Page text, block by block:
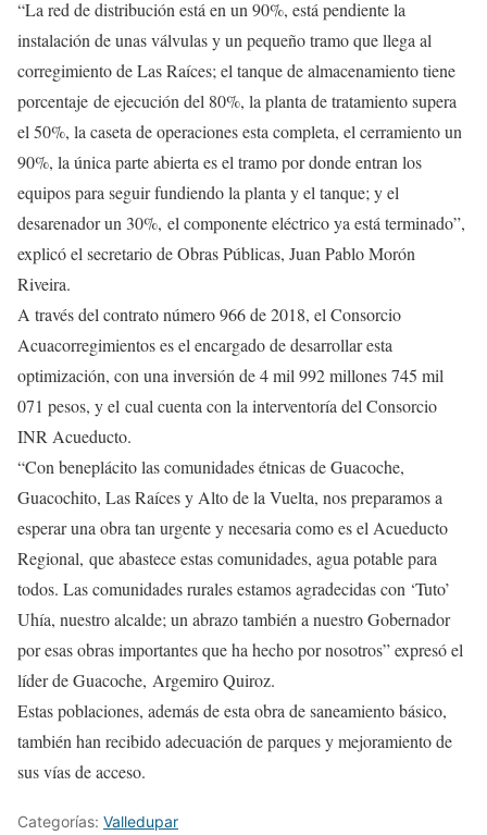
“La red de distribución está en un 90%, está pendiente la
instalación de unas válvulas y un pequeño tramo que llega al
corregimiento de Las Raíces; el tanque de almacenamiento tiene
porcentaje de ejecución del 80%, la planta de tratamiento supera
el 50%, la caseta de operaciones esta completa, el cerramiento un
90%, la única parte abierta es el tramo por donde entran los
equipos para seguir fundiendo la planta y el tanque; y el
desarenador un 30%, el componente eléctrico ya está terminado”,
explicó el secretario de Obras Públicas, Juan Pablo Morón
Riveira.
A través del contrato número 966 de 2018, el Consorcio
Acuacorregimientos es el encargado de desarrollar esta
optimización, con una inversión de 4 mil 992 millones 745 mil
071 pesos, y el cual cuenta con la interventoría del Consorcio
INR Acueducto.
“Con beneplácito las comunidades étnicas de Guacoche,
Guacochito, Las Raíces y Alto de la Vuelta, nos preparamos a
esperar una obra tan urgente y necesaria como es el Acueducto
Regional, que abastece estas comunidades, agua potable para
todos. Las comunidades rurales estamos agradecidas con ‘Tuto’
Uhía, nuestro alcalde; un abrazo también a nuestro Gobernador
por esas obras importantes que ha hecho por nosotros” expresó el
líder de Guacoche, Argemiro Quiroz.
Estas poblaciones, además de esta obra de saneamiento básico,
también han recibido adecuación de parques y mejoramiento de
sus vías de acceso.
Categorías: Valledupar